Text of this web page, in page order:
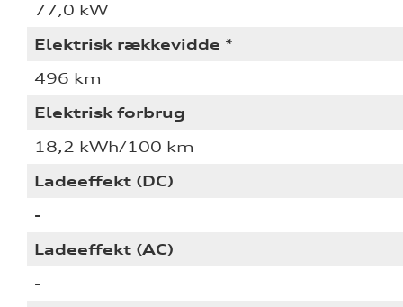
77,0 kW
Elektrisk rækkevidde *
496 km
Elektrisk forbrug
18,2 kWh/100 km
Ladeeffekt (DC)
-
Ladeeffekt (AC)
-